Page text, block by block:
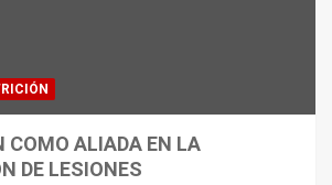
COMO ALIADA EN LA
DE LESIONES